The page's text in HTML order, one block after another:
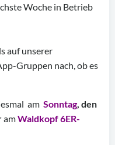
Woche in Betrieb
auf unserer
Gruppen nach, ob es
am Sonntag, den
amWaldkopf 6ER-